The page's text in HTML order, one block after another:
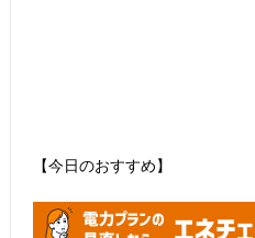
【今日のおすすめ】